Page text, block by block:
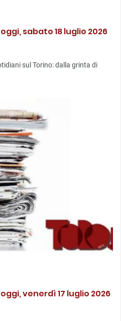
sabato 18 luglio 2026
sul Torino: dalla grinta di
venerdì 17 luglio 2026